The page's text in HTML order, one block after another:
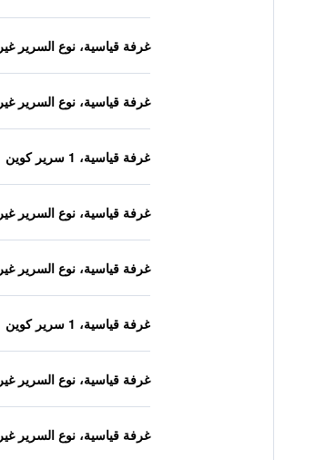
غرفة قياسية، نوع السرير
غرفة قياسية، نوع السرير
غرفة قياسية، 1 سرير كوين
غرفة قياسية، نوع السرير
غرفة قياسية، نوع السرير
غرفة قياسية، 1 سرير كوين
غرفة قياسية، نوع السرير
غرفة قياسية، نوع السرير